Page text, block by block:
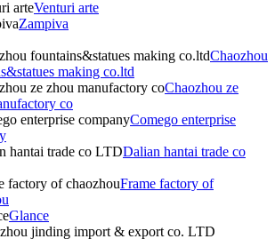
Venturi arte
Zampiva
Chaozhou
making co.ltd
Chaozhou ze
co
Comego enterprise
Dalian hantai trade co
Frame factory of
Glance